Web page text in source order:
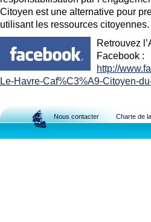
Citoyen est une alternative pour
utilisant les ressources citoyennes.
Retrouvez
Facebook :
http://
Le-Havre-Caf%C3%A9-Citoyen-
Nous contacter Charte de